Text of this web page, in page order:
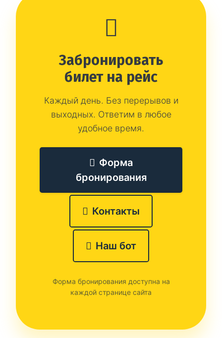
Забронировать
билет на рейс
Каждый день. Без перерывов и
выходных. Ответим в любое
удобное время.
Форма
бронирования
Контакты
Наш бот
Форма бронирования доступна на
каждой странице сайта